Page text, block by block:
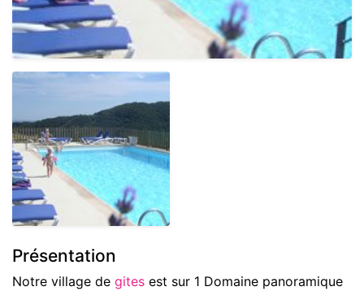
Présentation
Notre village de gites est sur 1 Domaine panoramique